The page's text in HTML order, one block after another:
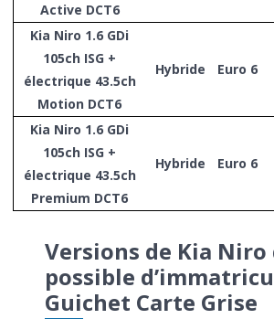
Active DCT6
Kia Niro 1.6 GDi
105ch ISG +
électrique 43.5ch
Motion DCT6
Hybride Euro 6
Kia Niro 1.6 GDi
105ch ISG +
électrique 43.5ch
Premium DCT6
Hybride Euro 6
Versions de Kia Niro
possible
Guichet Carte Grise